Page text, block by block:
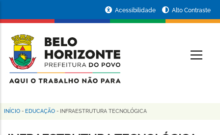
conteúdo
principal
da
Prefeitura
de
Horizonte
Acessibilidade Alto Contraste
Trilha
INÍCIO - EDUCAÇÃO - INFRAESTRUTURA TECNOLÓGICA